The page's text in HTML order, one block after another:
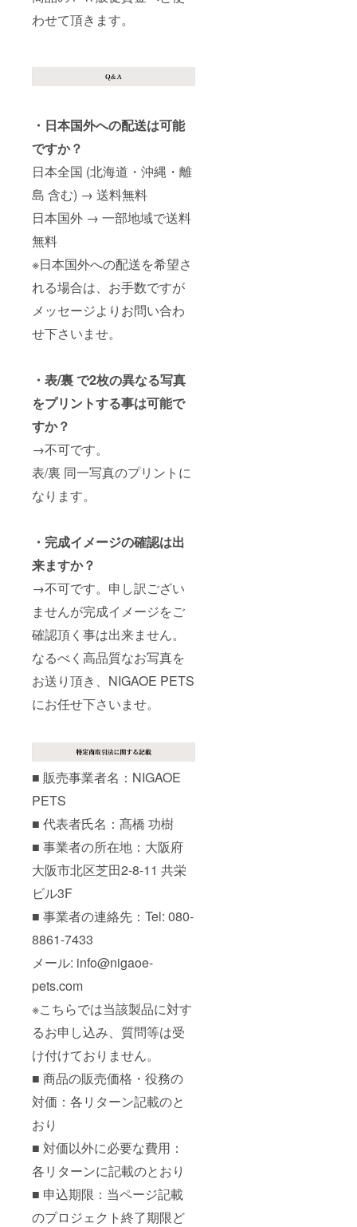
わせて頂きます。
・日本国外への配送は可能
ですか？
日本全国 (北海道・沖縄・離
島 含む) → 送料無料
日本国外 → 一部地域で送料
無料
※日本国外への配送を希望さ
れる場合は、お手数ですが
メッセージよりお問い合わ
せ下さいませ。
・表/裏 で2枚の異なる写真
をプリントする事は可能で
すか？
→不可です。
表/裏 同一写真のプリントに
なります。
・完成イメージの確認は出
来ますか？
→不可です。申し訳ござい
ませんが完成イメージをご
確認頂く事は出来ません。
なるべく高品質なお写真を
お送り頂き、NIGAOE PETS
にお任せ下さいませ。
■ 販売事業者名：NIGAOE
PETS
■ 代表者氏名：髙橋 功樹
■ 事業者の所在地：大阪府
大阪市北区芝田2-8-11 共栄
ビル3F
■ 事業者の連絡先：Tel: 080-
8861-7433
メール: info@nigaoe-
pets.com
※こちらでは当該製品に対す
るお申し込み、質問等は受
け付けておりません。
■ 商品の販売価格・役務の
対価：各リターン記載のと
おり
■ 対価以外に必要な費用：
各リターンに記載のとおり
■ 申込期限：当ページ記載
のプロジェクト終了期限ど